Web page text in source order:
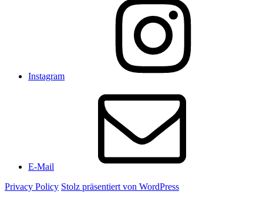
Instagram
E-Mail
Privacy Policy Stolz präsentiert von WordPress